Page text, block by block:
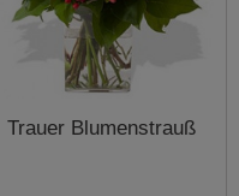
Trauer Blumenstrauß